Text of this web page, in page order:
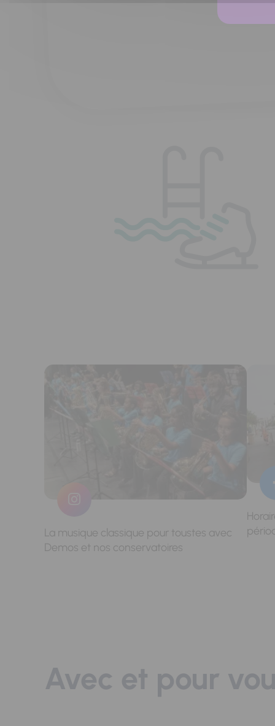
La musique classique pour toustes avec
Demos et nos conservatoires
Avec et pour